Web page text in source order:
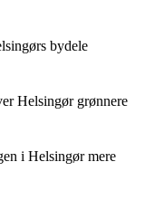
bydele
Helsingør grønnere
i Helsingør mere